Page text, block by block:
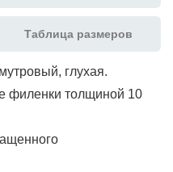
Таблица размеров
глухая.
филенки толщиной 10